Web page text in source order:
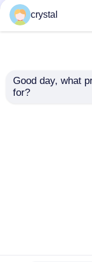
DH80 발굴기 스
박스 Assy 낮은 소
crystal
Good day, what
for?